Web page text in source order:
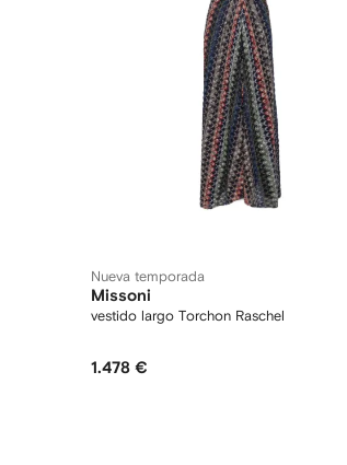
Nueva temporada
Missoni
vestido largo Torchon Raschel
1.478 €